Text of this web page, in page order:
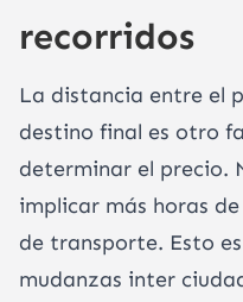
recorridos
La distancia entre el
destino final es otro
determinar el precio.
implicar más horas
de transporte. Esto
mudanzas inter